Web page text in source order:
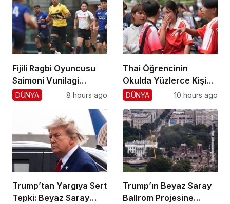
Fijili Ragbi Oyuncusu
Saimoni Vunilagi
Hayatını Kaybetti
DÜNYA 8 hours ago
Thai Öğrencinin
Okulda Yüzlerce Kişiyi
Vurdu!
DÜNYA 10 hours ago
Trump’tan Yargıya Sert
Tepki: Beyaz Saray
Trump’ın Beyaz Saray
Ballrom Projesine